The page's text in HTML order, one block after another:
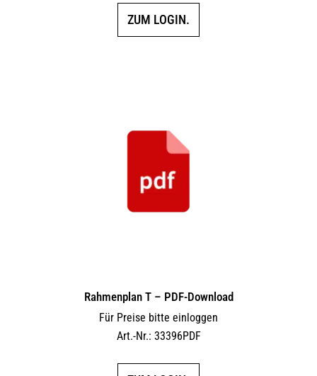
ZUM LOGIN.
Rahmenplan T – PDF-Download
Für Preise bitte einloggen
Art.-Nr.: 33396PDF